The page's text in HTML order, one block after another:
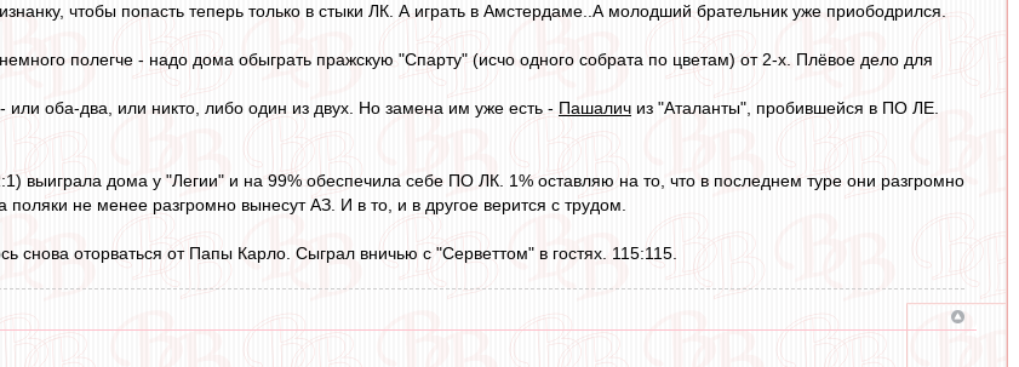
чтобы попасть теперь только в стыки ЛК. А играть в Амстердаме..А молодший брательник уже приободрился.
полегче - надо дома обыграть пражскую "Спарту" (исчо одного собрата по цветам) от 2-х. Плёвое дело для
или оба-два, или никто, либо один из двух. Но замена им уже есть - Пашалич из "Аталанты", пробившейся в ПО ЛЕ.
выиграла дома у "Легии" и на 99% обеспечила себе ПО ЛК. 1% оставляю на то, что в последнем туре они разгромно
поляки не менее разгромно вынесут АЗ. И в то, и в другое верится с трудом.
снова оторваться от Папы Карло. Сыграл вничью с "Серветтом" в гостях. 115:115.